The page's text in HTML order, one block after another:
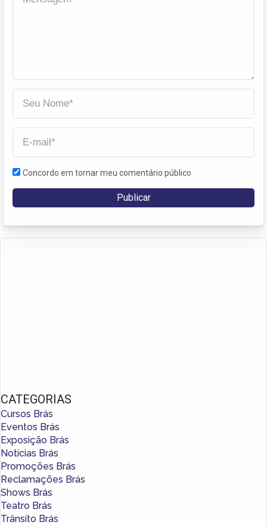
Concordo em tornar meu comentário público
CATEGORIAS
Cursos Brás
Eventos Brás
Exposição Brás
Notícias Brás
Promoções Brás
Reclamações Brás
Shows Brás
Teatro Brás
Trânsito Brás